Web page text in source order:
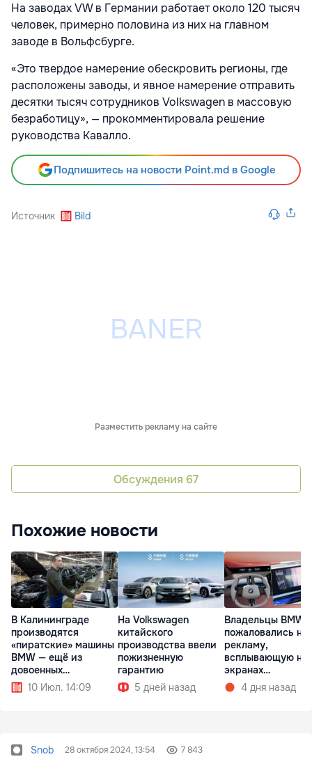
На заводах VW в Германии работает около 120 тысяч
человек, примерно половина из них на главном
заводе в Вольфсбурге.
«Это твердое намерение обескровить регионы, где
расположены заводы, и явное намерение отправить
десятки тысяч сотрудников Volkswagen в массовую
безработицу», — прокомментировала решение
руководства Кавалло.
Подпишитесь на новости Point.md в Google
Источник Bild
Разместить рекламу на сайте
Обсуждения 67
Похожие новости
В Калининграде
производятся
«пиратские» машины
BMW — ещё из
довоенных
комплектующих
10 Июл. 14:09
На Volkswagen
китайского
производства ввели
пожизненную
гарантию
5 дней назад
Владельцы BMW
пожаловались на
рекламу,
всплывающую на
экранах
мультимедиа при
запуске
4 дня назад
Snob 28 октября 2024, 13:54 7 843